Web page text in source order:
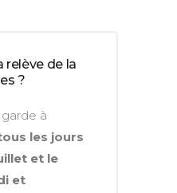
relève de la
?
à
les jours
et le
et